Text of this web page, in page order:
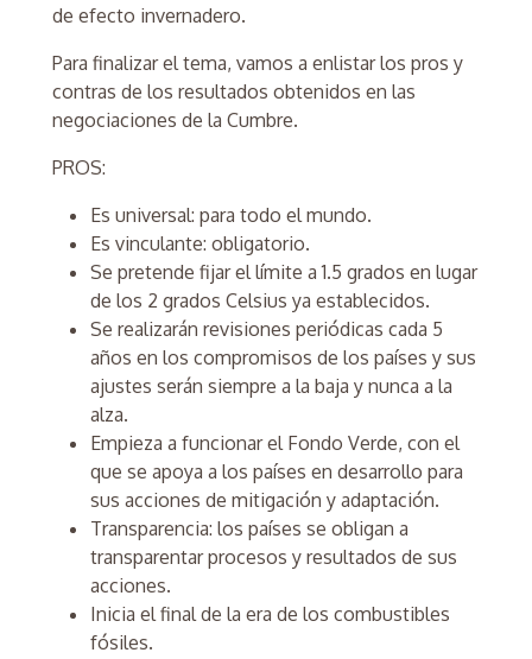
de efecto invernadero.
Para finalizar el tema, vamos a enlistar los pros y
contras de los resultados obtenidos en las
negociaciones de la Cumbre.
PROS:
Es universal: para todo el mundo.
Es vinculante: obligatorio.
Se pretende fijar el límite a 1.5 grados en lugar
de los 2 grados Celsius ya establecidos.
Se realizarán revisiones periódicas cada 5
años en los compromisos de los países y sus
ajustes serán siempre a la baja y nunca a la
alza.
Empieza a funcionar el Fondo Verde, con el
que se apoya a los países en desarrollo para
sus acciones de mitigación y adaptación.
Transparencia: los países se obligan a
transparentar procesos y resultados de sus
acciones.
Inicia el final de la era de los combustibles
fósiles.